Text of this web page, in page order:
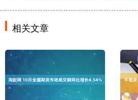
相关文章